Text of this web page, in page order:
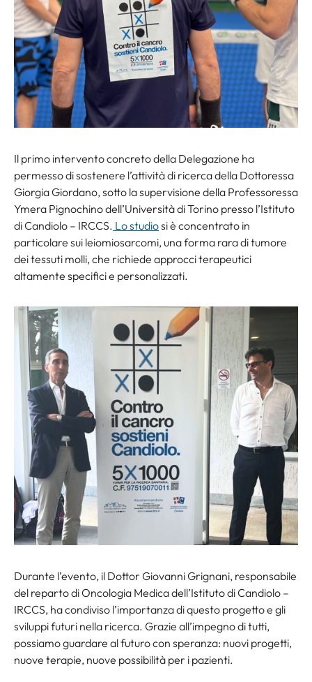
Il primo intervento concreto della Delegazione ha
permesso di sostenere l’attività di ricerca della Dottoressa
Giorgia Giordano, sotto la supervisione della Professoressa
Ymera Pignochino dell’Università di Torino presso l’Istituto
di Candiolo – IRCCS. Lo studiosi è concentrato in
particolare sui leiomiosarcomi, una forma rara di tumore
dei tessuti molli, che richiede approcci terapeutici
altamente specifici e personalizzati.
Durante l’evento, il Dottor Giovanni Grignani, responsabile
del reparto di Oncologia Medica dell’Istituto di Candiolo –
IRCCS, ha condiviso l’importanza di questo progetto e gli
sviluppi futuri nella ricerca. Grazie all’impegno di tutti,
possiamo guardare al futuro con speranza: nuovi progetti,
nuove terapie, nuove possibilità per i pazienti.